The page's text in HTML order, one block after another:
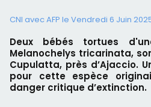
CNI avec AFP le Vendredi 6 Juin
Deux bébés tortues
Melanochelys tricarinata,
Cupulatta, près d’Ajaccio.
pour cette espèce
danger critique d’extinction.